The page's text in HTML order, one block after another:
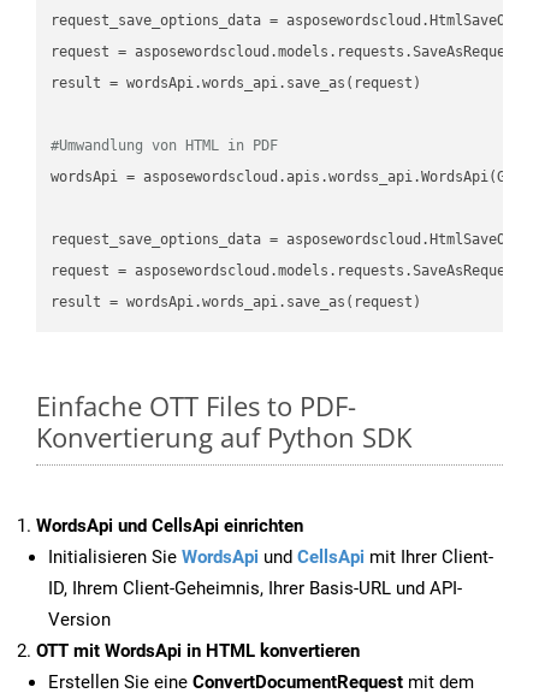
request_save_options_data =
request
result = wordsApi.words_api.save_as(request)
#Umwandlung von HTML in PDF
wordsApi =
request_save_options_data =
request
result
Einfache OTT Files to PDF-
Konvertierung auf Python SDK
WordsApi und CellsApi einrichten
Initialisieren Sie WordsApi und CellsApi mit Ihrer Client-
ID, Ihrem Client-Geheimnis, Ihrer Basis-URL und API-
Version
OTT mit WordsApi in HTML konvertieren
Erstellen Sie eine ConvertDocumentRequest mit dem